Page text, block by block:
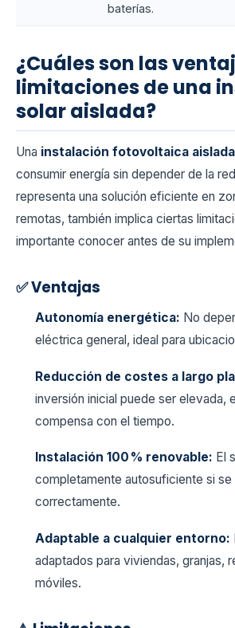
baterías.
¿Cuáles son las
limitaciones de una
solar aislada?
Una instalación fotovoltaica aislada
consumir energía sin depender de la
representa una solución eficiente en
remotas, también implica ciertas
importante conocer antes de su
✅ Ventajas
Autonomía energética: No
eléctrica general, ideal para
Reducción de costes a largo
inversión inicial puede ser elevada,
compensa con el tiempo.
Instalación 100 % renovable: El
completamente autosuficiente si se
correctamente.
Adaptable a cualquier entorno:
adaptados para viviendas, granjas,
móviles.